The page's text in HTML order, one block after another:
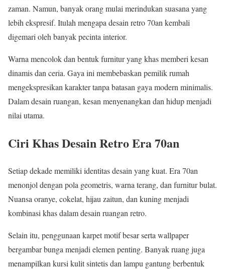
zaman. Namun, banyak orang mulai merindukan suasana yang
lebih ekspresif. Itulah mengapa desain retro 70an kembali
digemari oleh banyak pecinta interior.
Warna mencolok dan bentuk furnitur yang khas memberi kesan
dinamis dan ceria. Gaya ini membebaskan pemilik rumah
mengekspresikan karakter tanpa batasan gaya modern minimalis.
Dalam desain ruangan, kesan menyenangkan dan hidup menjadi
nilai utama.
Ciri Khas Desain Retro Era 70an
Setiap dekade memiliki identitas desain yang kuat. Era 70an
menonjol dengan pola geometris, warna terang, dan furnitur bulat.
Nuansa oranye, cokelat, hijau zaitun, dan kuning menjadi
kombinasi khas dalam desain ruangan retro.
Selain itu, penggunaan karpet motif besar serta wallpaper
bergambar bunga menjadi elemen penting. Banyak ruang juga
menampilkan kursi kulit sintetis dan lampu gantung berbentuk